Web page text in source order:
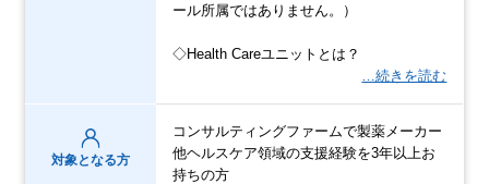
ール所属ではありません。）
◇Health Careユニットとは？
…続きを読む
対象となる方
コンサルティングファームで製薬メーカー
他ヘルスケア領域の支援経験を3年以上お
持ちの方